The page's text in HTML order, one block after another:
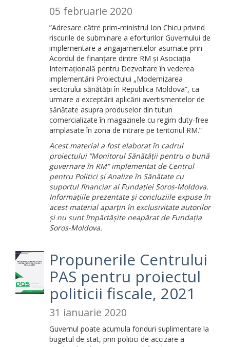
05 februarie 2020
”Adresare către prim-ministrul Ion Chicu privind
riscurile de subminare a eforturilor Guvernului de
implementare a angajamentelor asumate prin
Acordul de finanțare dintre RM și Asociația
Internațională pentru Dezvoltare în vederea
implementării Proiectului „Modernizarea
sectorului sănătății în Republica Moldova”, ca
urmare a exceptării aplicării avertismentelor de
sănătate asupra produselor din tutun
comercializate în magazinele cu regim duty-free
amplasate în zona de intrare pe teritoriul RM.”
Acest material a fost elaborat în cadrul
proiectului ”Monitorul Sănătății pentru o bună
guvernare în RM” implementat de Centrul
pentru Politici și Analize în Sănătate cu
suportul financiar al Fundației Soros-Moldova.
Informațiile prezentate și concluziile expuse în
acest material aparțin în exclusivitate autorilor
și nu sunt împărtășite neapărat de Fundația
Soros-Moldova.
Propunerile Centrului
PAS pentru proiectul
politicii fiscale, 2021
31 ianuarie 2020
Guvernul poate acumula fonduri suplimentare la
bugetul de stat, prin politici de accizare a